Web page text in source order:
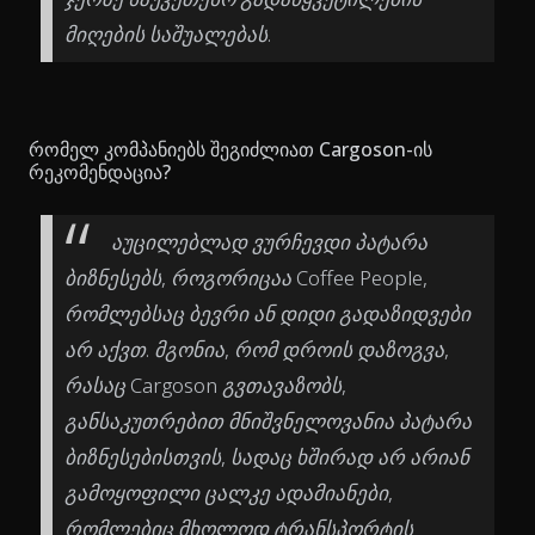
მიღების საშუალებას.
რომელ კომპანიებს შეგიძლიათ Cargoson-ის
რეკომენდაცია?
აუცილებლად ვურჩევდი პატარა
ბიზნესებს, როგორიცაა Coffee People,
რომლებსაც ბევრი ან დიდი გადაზიდვები
არ აქვთ. მგონია, რომ დროის დაზოგვა,
რასაც Cargoson გვთავაზობს,
განსაკუთრებით მნიშვნელოვანია პატარა
ბიზნესებისთვის, სადაც ხშირად არ არიან
გამოყოფილი ცალკე ადამიანები,
რომლებიც მხოლოდ ტრანსპორტის